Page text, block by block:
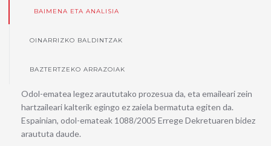
BAIMENA ETA ANALISIA
OINARRIZKO BALDINTZAK
BAZTERTZEKO ARRAZOIAK
Odol-ematea legez araututako prozesua da, eta emaileari zein
hartzaileari kalterik egingo ez zaiela bermatuta egiten da.
Espainian, odol-emateak 1088/2005 Errege Dekretuaren bidez
araututa daude.